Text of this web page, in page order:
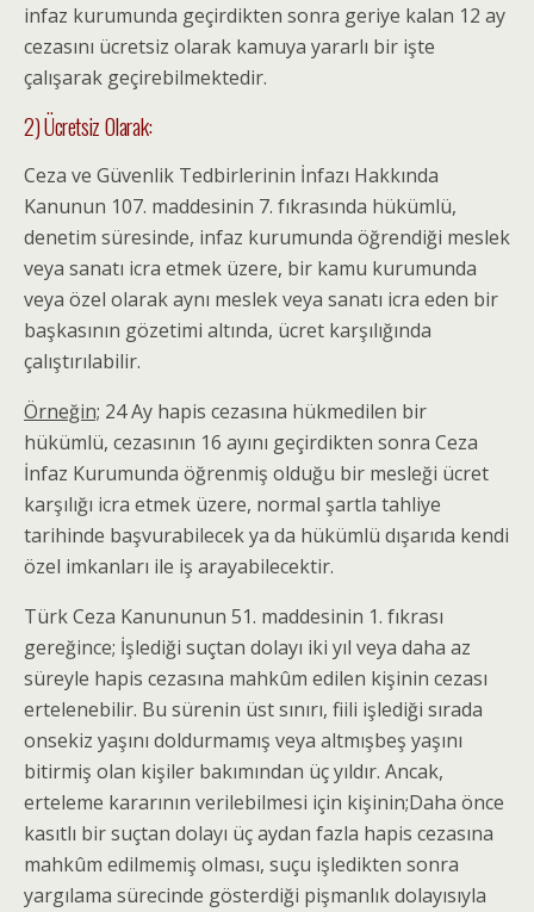
infaz kurumunda geçirdikten sonra geriye kalan 12 ay
cezasını ücretsiz olarak kamuya yararlı bir işte
çalışarak geçirebilmektedir.
2) Ücretsiz Olarak:
Ceza ve Güvenlik Tedbirlerinin İnfazı Hakkında
Kanunun 107. maddesinin 7. fıkrasında hükümlü,
denetim süresinde, infaz kurumunda öğrendiği meslek
veya sanatı icra etmek üzere, bir kamu kurumunda
veya özel olarak aynı meslek veya sanatı icra eden bir
başkasının gözetimi altında, ücret karşılığında
çalıştırılabilir.
Örneğin; 24 Ay hapis cezasına hükmedilen bir
hükümlü, cezasının 16 ayını geçirdikten sonra Ceza
İnfaz Kurumunda öğrenmiş olduğu bir mesleği ücret
karşılığı icra etmek üzere, normal şartla tahliye
tarihinde başvurabilecek ya da hükümlü dışarıda kendi
özel imkanları ile iş arayabilecektir.
Türk Ceza Kanununun 51. maddesinin 1. fıkrası
gereğince; İşlediği suçtan dolayı iki yıl veya daha az
süreyle hapis cezasına mahkûm edilen kişinin cezası
ertelenebilir. Bu sürenin üst sınırı, fiili işlediği sırada
onsekiz yaşını doldurmamış veya altmışbeş yaşını
bitirmiş olan kişiler bakımından üç yıldır. Ancak,
erteleme kararının verilebilmesi için kişinin;Daha önce
kasıtlı bir suçtan dolayı üç aydan fazla hapis cezasına
mahkûm edilmemiş olması, suçu işledikten sonra
yargılama sürecinde gösterdiği pişmanlık dolayısıyla